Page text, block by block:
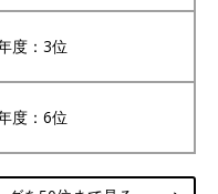
度：3位
度：6位